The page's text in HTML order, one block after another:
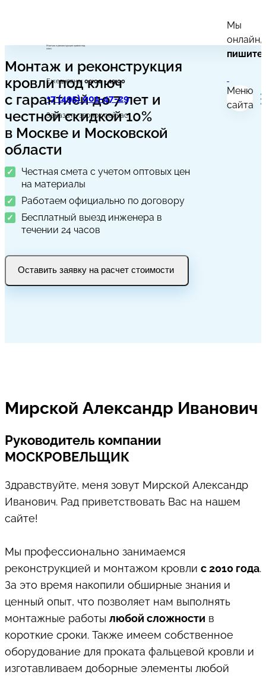
Монтаж и реконструкция кровли под
ключ
Мы
онлайн,
пишите
Ежедневно: 09:00 - 19:00
+7 (495) 001-47-29
Заказать звонок сейчас
Меню
сайта
Калькулятор
Услуги
Гарантии
Процесс работы
Замер
Наши работы
Скачать прайс
Монтаж и реконструкция
кровли под ключ
с гарантией до 7 лет и
честной скидкой 10%
в Москве и Московской
области
Честная смета с учетом оптовых цен
на материалы
Работаем официально по договору
Бесплатный выезд инженера в
течении 24 часов
Оставить заявку на расчет стоимости
Мирской Александр Иванович
Руководитель компании
МОСКРОВЕЛЬЩИК
Здравствуйте, меня зовут Мирской Александр
Иванович. Рад приветствовать Вас на нашем
сайте!
Мы профессионально занимаемся
реконструкцией и монтажом кровли с 2010 года.
За это время накопили обширные знания и
ценный опыт, что позволяет нам выполнять
монтажные работы любой сложности в
короткие сроки. Также имеем собственное
оборудование для проката фальцевой кровли и
изготавливаем доборные элементы любой